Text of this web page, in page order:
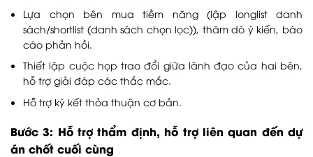
Lựa chọn bên mua tiềm năng (lập longlist danh
sách/shortlist (danh sách chọn lọc)), thăm dò ý kiến, báo
cáo phản hồi.
Thiết lập cuộc họp trao đổi giữa lãnh đạo của hai bên,
hỗ trợ giải đáp các thắc mắc.
Hỗ trợ ký kết thỏa thuận cơ bản.
Bước 3: Hỗ trợ thẩm định, hỗ trợ liên quan đến dự
án chốt cuối cùng